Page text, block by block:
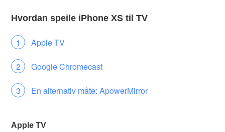
Hvordan speile iPhone XS til TV
Apple TV
Google Chromecast
En alternativ måte: ApowerMirror
Apple TV